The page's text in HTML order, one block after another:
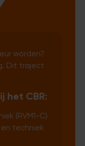
worden?
Dit traject
het CBR:
(RVM1-C)
techniek